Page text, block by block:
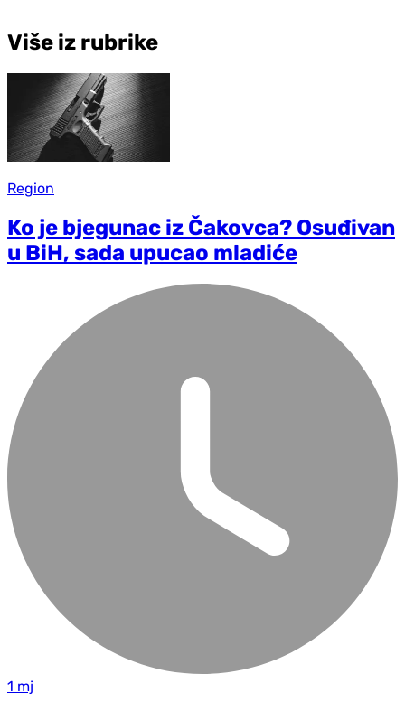
Više iz rubrike
Region
Ko je bjegunac iz Čakovca? Osuđivan
u BiH, sada upucao mladiće
1 mj